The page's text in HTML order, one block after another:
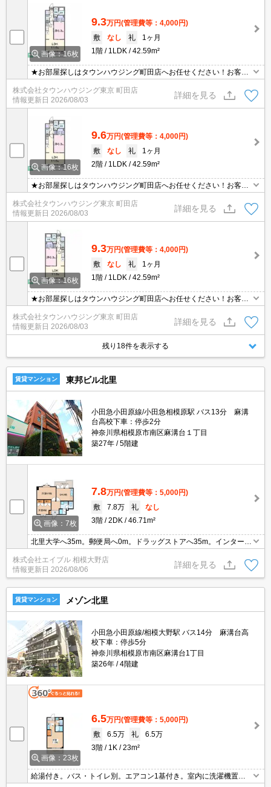
画像：16枚
9.3万円(管理費等：4,000円)
敷
なし 礼
1ヶ月
1階
1LDK 42.59m²
★お部屋探しはタウンハウジング町田店へお任せください！お客様
が精一杯お手伝いさせていただきます！！★
株式会社タウンハウジング東京 町田店
情報更新日 2026/08/03
詳細を見る
画像：16枚
9.6万円(管理費等：4,000円)
敷
なし 礼
1ヶ月
2階
1LDK 42.59m²
★お部屋探しはタウンハウジング町田店へお任せください！お客様
が精一杯お手伝いさせていただきます！！★
株式会社タウンハウジング東京 町田店
情報更新日 2026/08/03
詳細を見る
画像：16枚
9.3万円(管理費等：4,000円)
敷
なし 礼
1ヶ月
1階
1LDK 42.59m²
★お部屋探しはタウンハウジング町田店へお任せください！お客様
が精一杯お手伝いさせていただきます！！★
株式会社タウンハウジング東京 町田店
情報更新日 2026/08/03
詳細を見る
残り18件を表示する
賃貸マンション 東邦ビル北里
小田急小田原線/小田急相模原駅 バス13分 麻溝
台高校下車：停歩2分
神奈川県相模原市南区麻溝台１丁目
築27年
5階建
画像：7枚
7.8万円(管理費等：5,000円)
敷
7.8万 礼
なし
3階
2DK 46.71m²
北里大学へ35m。郵便局へ0m。ドラッグストアへ35m。インターネ
能。オンライン内見対応可。オンライン契約相談可。
株式会社エイブル 相模大野店
情報更新日 2026/08/06
詳細を見る
賃貸マンション メゾン北里
小田急小田原線/相模大野駅 バス14分 麻溝台高
校下車：停歩5分
神奈川県相模原市南区麻溝台1丁目
築26年
4階建
画像：23枚
6.5万円(管理費等：5,000円)
敷
6.5万 礼
6.5万
3階
1K 23m²
給湯付き。バス・トイレ別。エアコン1基付き。室内に洗濯機置場
あり。保証会社加入要(初回、月額総支払額の100%、更新料10,800